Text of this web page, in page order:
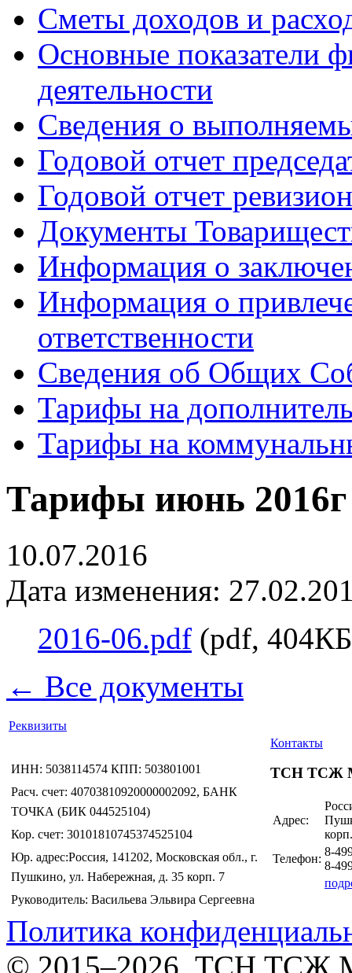
Сметы доходов и
Основные показатели
деятельности
Сведения о
Годовой отчет
Годовой отчет
Документы
Информация о
Информация о
ответственности
Сведения об Общих
Тарифы на
Тарифы на
Тарифы июнь 2016г
10.07.2016
Дата изменения:
2016-06.pdf (pdf,
← Все документы
Реквизиты
ИНН: 5038114574 КПП: 503801001
Расч. счет: 40703810920000002092, БАНК
ТОЧКА (БИК 044525104)
Кор. счет: 30101810745374525104
Юр. адрес:Россия, 141202, Московская обл., г.
Пушкино, ул. Набережная, д. 35 корп. 7
Руководитель: Васильева Эльвира Сергеевна
Контакты
ТСН ТСЖ
Адрес:
Телефон:
8-
8-
Политика
© 2015–2026. ТСН ТСЖ